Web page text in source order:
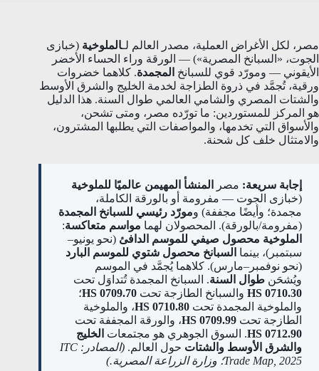
مصر، لكل الأغراض العملية، مصدر العالم لـالملوخية (خبازى
الجوت، «السبانخ المصرية») — الورقة وراء الحساء الأخضر
الأيقوني — ومورّد قوي للسبانخ المجمدة. كلاهما خضروات
ورقية، تُجمَّد في ذروة الطزاجة لخدمة الخليج والشرق الأوسط
والشتات المصري والشامي العالمي طوال السنة. هذا الدليل
هو المركز للمستوردين: ما تورّده مصر، ومتى تشحن،
والأسواق التي تخدمها، والمواصفات التي يطلبها المشترون،
والامتثال خلف كل شحنة.
إجابة سريعة: مصر
المنشأ المهيمن عالميًا للملوخية
(خبازى الجوت — مفرومة أو بالورقة الكاملة،
مجمدة؛ وأيضًا مجففة) ومورّد رئيسي للسبانخ المجمدة
(مفرومة/بالورقة). المحصولان لهما مواسم متعاكسة:
الملوخية محصول صيفي للموسم الدافئ (نحو يونيو–
سبتمبر)، بينما السبانخ محصول شتوي للموسم البارد
(نحو نوفمبر–مارس). كلاهما يُجمَّد في الموسم
ويُشحَن طوال السنة. السبانخ المجمدة تُتداوَل تحت
HS 0710.30 والسبانخ الطازجة تحت HS 0709.70؛
والملوخية المجمدة تحت HS 0710.80، والملوخية
الطازجة تحت HS 0709.99، والورقة المجففة تحت
HS 0712.90. السوق الجوهري هو مجتمعات الخليج
والشرق الأوسط والشتات حول العالم.
(المصادر: ITC
Trade Map, 2025؛ وزارة الزراعة المصرية.)